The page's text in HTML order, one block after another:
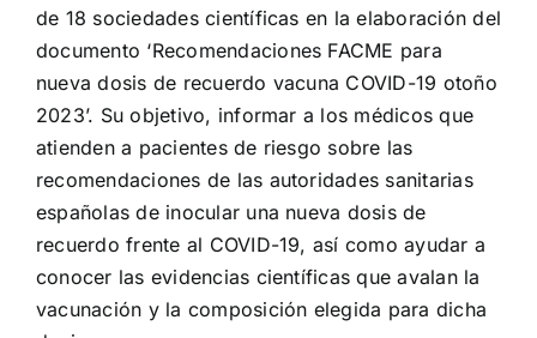
de 18 sociedades científicas en la elaboración del
documento ‘Recomendaciones FACME para
nueva dosis de recuerdo vacuna COVID-19 otoño
2023’. Su objetivo, informar a los médicos que
atienden a pacientes de riesgo sobre las
recomendaciones de las autoridades sanitarias
españolas de inocular una nueva dosis de
recuerdo frente al COVID-19, así como ayudar a
conocer las evidencias científicas que avalan la
vacunación y la composición elegida para dicha